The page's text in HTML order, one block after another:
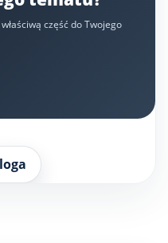
część do Twojego